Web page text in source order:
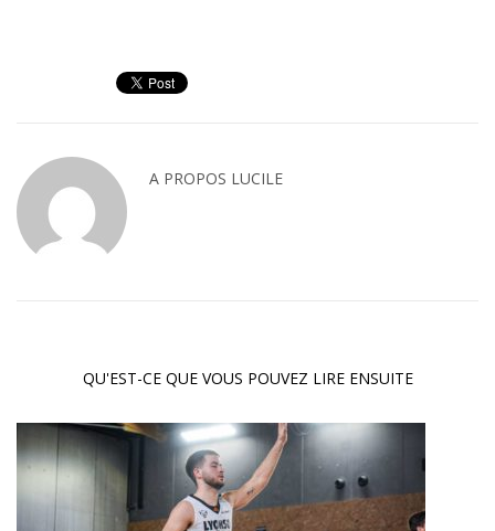
A PROPOS LUCILE
QU'EST-CE QUE VOUS POUVEZ LIRE ENSUITE